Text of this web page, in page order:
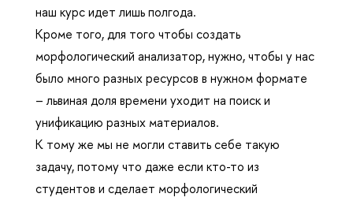
наш курс идет лишь полгода.
Кроме того, для того чтобы создать
морфологический анализатор, нужно, чтобы у нас
было много разных ресурсов в нужном формате
– львиная доля времени уходит на поиск и
унификацию разных материалов.
К тому же мы не могли ставить себе такую
задачу, потому что даже если кто-то из
студентов и сделает морфологический